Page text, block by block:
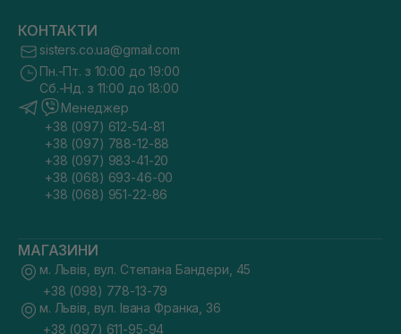
КОНТАКТИ
sisters.co.ua@gmail.com
Пн.-Пт. з 10:00 до 19:00
Сб.-Нд. з 11:00 до 18:00
Менеджер
+38 (097) 612-54-81
+38 (097) 788-12-88
+38 (097) 983-41-20
+38 (068) 693-46-00
+38 (068) 951-22-86
МАГАЗИНИ
м. Львів, вул. Степана Бандери, 45
+38 (098) 778-13-79
м. Львів, вул. Івана Франка, 36
+38 (097) 611-95-94